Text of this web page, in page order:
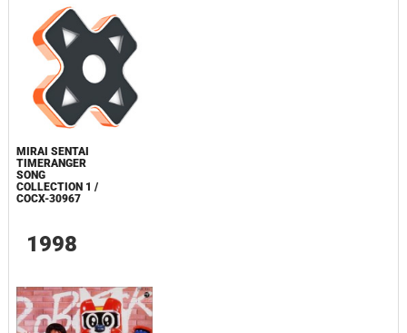
MIRAI SENTAI
TIMERANGER
SONG
COLLECTION 1 /
COCX-30967
1998